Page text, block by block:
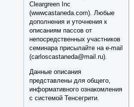
Cleargreen Inc
(wwwcastaneda.com). Любые
дополнения и уточнения к
описаниям пассов от
непосредственных участников
семинара присылайте на e-mail
(carloscastaneda@mail.ru).
Данные описания
представлены для общего,
информативного ознакомления
с системой Тенсегрити.